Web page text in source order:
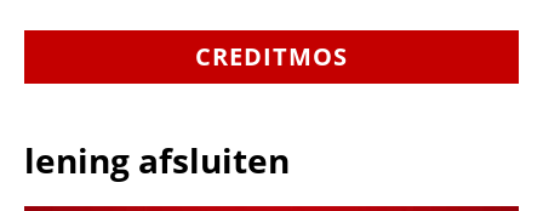
CREDITMOS
lening afsluiten